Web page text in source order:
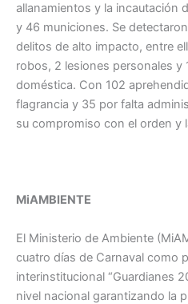
allanamientos y la incautación
y 46 municiones. Se
delitos de alto impacto, entre
robos, 2 lesiones personales y
doméstica. Con 102
flagrancia y 35 por falta
su compromiso con el orden y
MiAMBIENTE
El Ministerio de Ambiente
cuatro días de Carnaval como
interinstitucional “Guardianes
nivel nacional garantizando la